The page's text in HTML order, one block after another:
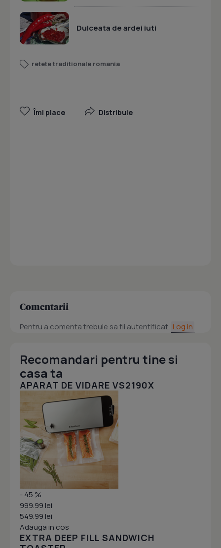
Dulceata de ardei iuti
retete traditionale romania
Îmi place Distribuie
Comentarii
Pentru a comenta trebuie sa fii autentificat. Log in
Recomandari pentru tine si
casa ta
APARAT DE VIDARE VS2190X
- 45 %
999.99 lei
549.99 lei
Adauga in cos
EXTRA DEEP FILL SANDWICH